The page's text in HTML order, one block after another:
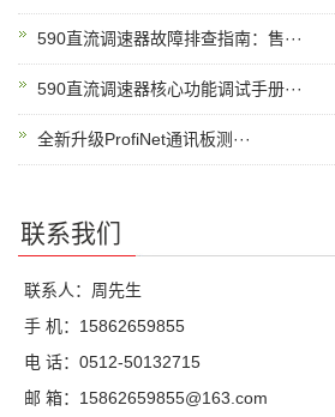
590直流调速器故障排查指南：售···
590直流调速器核心功能调试手册···
全新升级ProfiNet通讯板测···
联系我们
联系人：周先生
手 机：15862659855
电 话：0512-50132715
邮 箱：15862659855@163.com